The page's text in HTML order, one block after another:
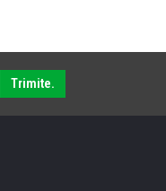
Trimite.